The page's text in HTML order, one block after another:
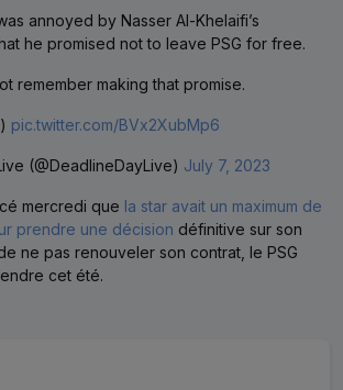
annoyed by Nasser Al-Khelaifi’s
he promised not to leave PSG for free.
remember making that promise.
) pic.twitter.com/BVx2XubMp6
(@DeadlineDayLive) July 7, 2023
mercredi que la star avait un maximum de
prendre une décision définitive sur son
ne pas renouveler son contrat, le PSG
cet été.